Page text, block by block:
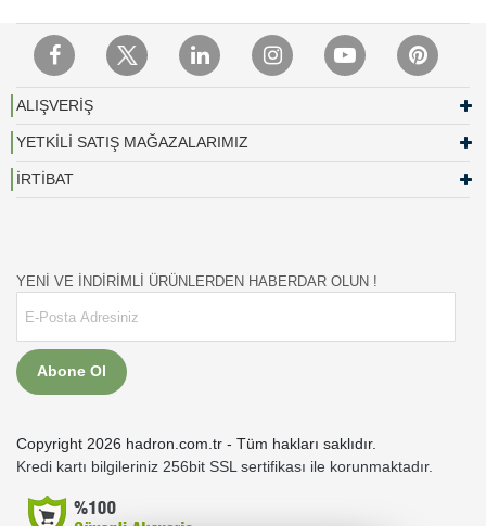
ALIŞVERİŞ
YETKİLİ SATIŞ MAĞAZALARIMIZ
İRTİBAT
YENİ VE İNDİRİMLİ ÜRÜNLERDEN HABERDAR OLUN !
Abone Ol
Copyright 2026 hadron.com.tr - Tüm hakları saklıdır.
Kredi kartı bilgileriniz 256bit SSL sertifikası ile korunmaktadır.